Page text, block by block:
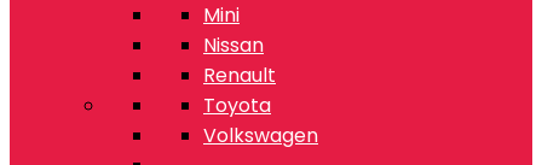
Mini
Nissan
Renault
Toyota
Volkswagen